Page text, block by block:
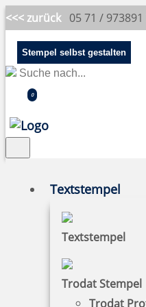
<<< zurück 05 71 /
Stempel selbst gestalten
0
Textstempel
Textstempel
Trodat Stempel
Trodat
1. Stempel im
Auf der Startseite
Hauptkategorien die